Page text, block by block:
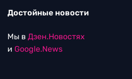
Достойные новости
Мы в Дзен.Новостях
и Google.News